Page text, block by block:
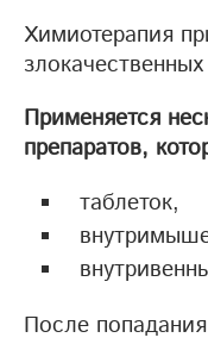
Химиотерапия
Применяется
препаратов,
таблеток,
После